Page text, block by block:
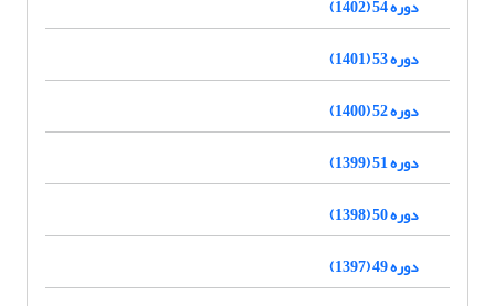
دوره 54 (1402)
دوره 53 (1401)
دوره 52 (1400)
دوره 51 (1399)
دوره 50 (1398)
دوره 49 (1397)